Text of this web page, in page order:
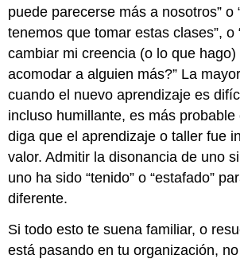
puede parecerse más a nosotros” o
tenemos que tomar estas clases”, o
cambiar mi creencia (o lo que
acomodar a alguien más?” La
cuando el nuevo aprendizaje es
incluso humillante, es más probable
diga que el aprendizaje o taller fue
valor. Admitir la disonancia de uno
uno ha sido “tenido” o “estafado”
diferente.
Si todo esto te suena familiar, o
está pasando en tu organización,